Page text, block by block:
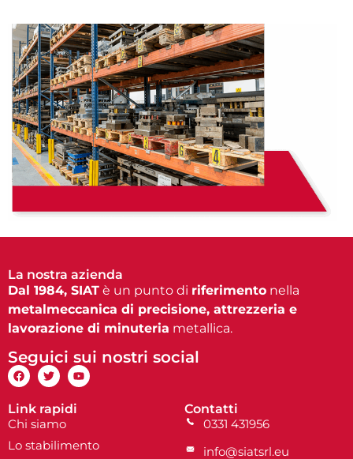
La nostra azienda
Dal 1984, SIAT è un punto di riferimento nella
metalmeccanica di precisione, attrezzeria e
lavorazione di minuteria metallica.
Seguici sui nostri social
Link rapidi
Chi siamo
Lo stabilimento
Contatti
0331 431956
info@siatsrl.eu